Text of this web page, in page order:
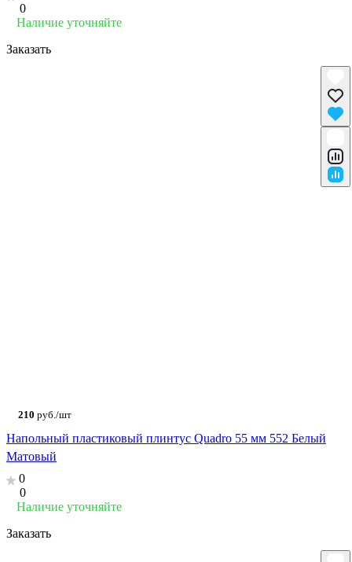
0
Наличие уточняйте
Заказать
210 руб./шт
Напольный пластиковый плинтус Quadro 55 мм 552 Белый
Матовый
0
0
Наличие уточняйте
Заказать